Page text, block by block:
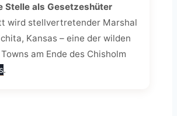
Stelle als Gesetzeshüter
wird stellvertretender Marshal
Kansas – eine der wilden
am Ende des Chisholm
.